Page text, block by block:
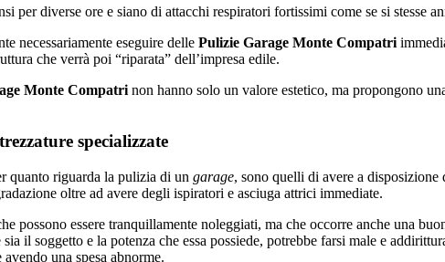
per diverse ore e siano di attacchi respiratori fortissimi come se si stesse
necessariamente eseguire delle Pulizie Garage Monte Compatri
che verrà poi “riparata” dell’impresa edile.
Monte Compatri non hanno solo un valore estetico, ma propongono
specializzate
quanto riguarda la pulizia di un garage, sono quelli di avere a
oltre ad avere degli ispiratori e asciuga attrici immediate.
possono essere tranquillamente noleggiati, ma che occorre anche una
il soggetto e la potenza che essa possiede, potrebbe farsi male e
una spesa abnorme.